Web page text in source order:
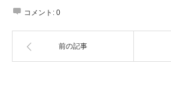
コメント: 0
前の記事